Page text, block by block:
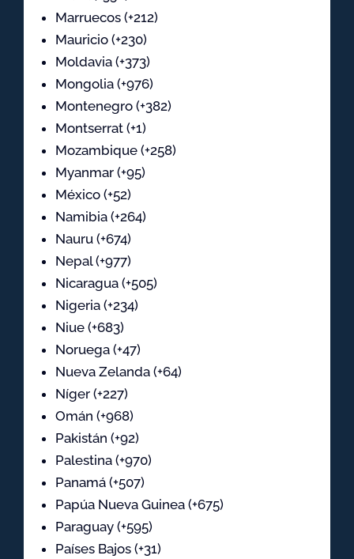
Marruecos (+212)
Mauricio (+230)
Moldavia (+373)
Mongolia (+976)
Montenegro (+382)
Montserrat (+1)
Mozambique (+258)
Myanmar (+95)
México (+52)
Namibia (+264)
Nauru (+674)
Nepal (+977)
Nicaragua (+505)
Nigeria (+234)
Niue (+683)
Noruega (+47)
Nueva Zelanda (+64)
Níger (+227)
Omán (+968)
Pakistán (+92)
Palestina (+970)
Panamá (+507)
Papúa Nueva Guinea (+675)
Paraguay (+595)
Países Bajos (+31)